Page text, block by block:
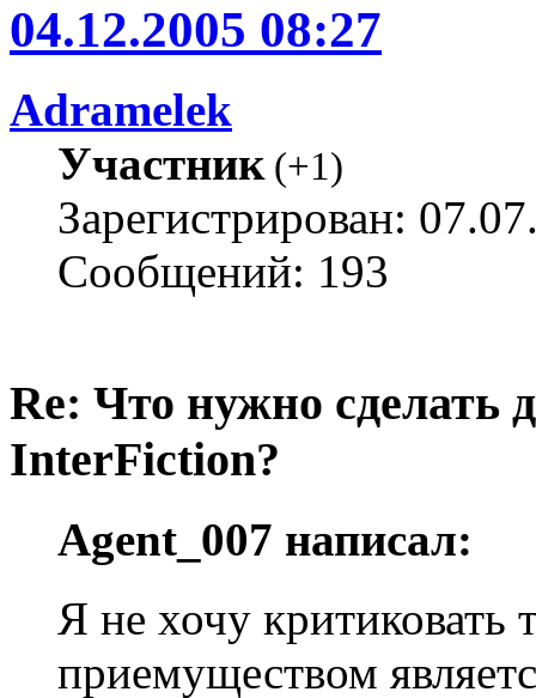
04.12.2005 08:27
Adramelek
Участник(+1)
Зарегистрирован:
Сообщений: 193
Re: Что нужно сделать
InterFiction?
Agent_007 написал:
Я не хочу критиковать
приемуществом